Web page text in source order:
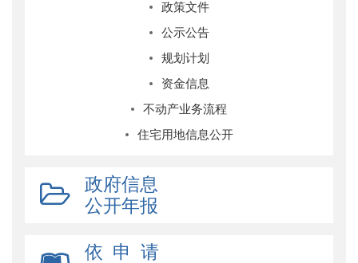
政策文件
公示公告
规划计划
资金信息
不动产业务流程
住宅用地信息公开
政府信息
公开年报
依 申 请